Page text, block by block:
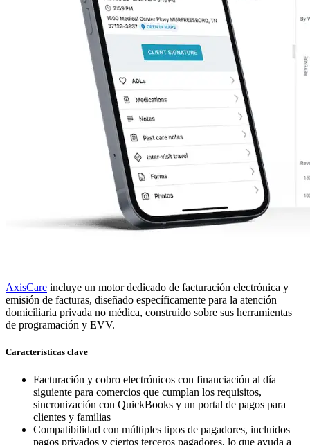
AxisCare incluye un motor dedicado de facturación electrónica y
emisión de facturas, diseñado específicamente para la atención
domiciliaria privada no médica, construido sobre sus herramientas
de programación y EVV.
Características clave
Facturación y cobro electrónicos con financiación al día
siguiente para comercios que cumplan los requisitos,
sincronización con QuickBooks y un portal de pagos para
clientes y familias
Compatibilidad con múltiples tipos de pagadores, incluidos
pagos privados y ciertos terceros pagadores, lo que ayuda a